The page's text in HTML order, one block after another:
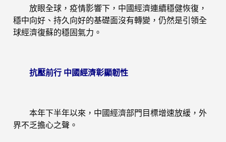
放眼全球，疫情影響下，中國經濟連續穩健恢復，
穩中向好、持久向好的基礎面沒有轉變，仍然是引領全
球經濟復蘇的穩固氣力。
抗壓前行 中國經濟彰顯韌性
本年下半年以來，中國經濟部門目標增速放緩，外
界不乏擔心之聲。